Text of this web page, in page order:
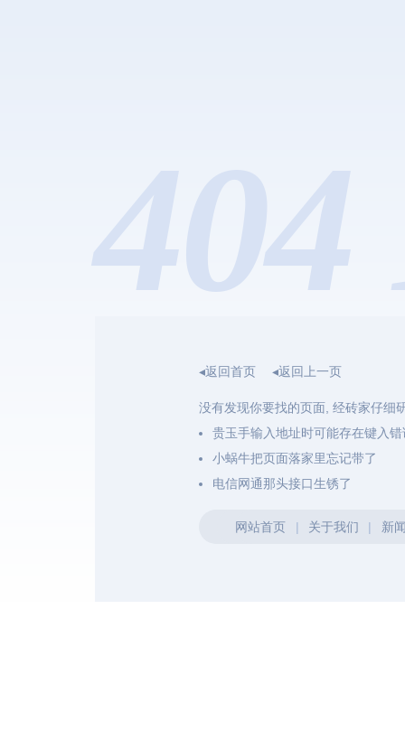
◂返回首页 ◂返回上一页
没有发现你要找的页面, 经砖家仔细
贵玉手输入地址时可能存在键入错
小蜗牛把页面落家里忘记带了
电信网通那头接口生锈了
网站首页 | 关于我们 | 新